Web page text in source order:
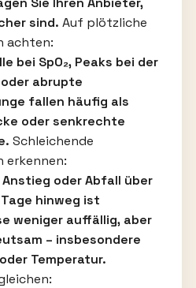
sind. Auf plötzliche
achten:
bei SpO₂, Peaks bei der
abrupte
fallen häufig als
oder senkrechte
Schleichende
erkennen:
Anstieg oder Abfall über
hinweg ist
weniger auffällig, aber
– insbesondere
Temperatur.